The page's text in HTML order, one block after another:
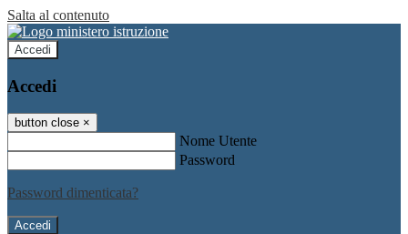
Salta al contenuto
Accedi
Accedi
button close ×
Nome Utente
Password
Password dimenticata?